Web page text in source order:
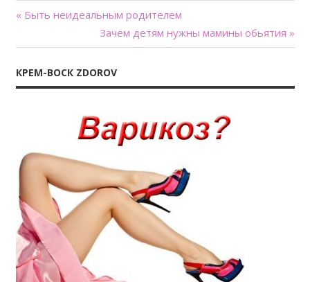
Навигация
записям
« Быть неидеальным родителем
Зачем детям нужны мамины обьятия »
КРЕМ-ВОСК ZDOROV